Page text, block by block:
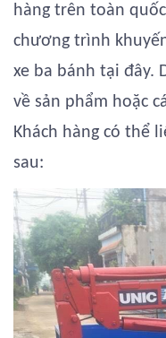
hàng trên toàn
chương trình
xe ba bánh tại đây.
về sản phẩm hoặc
Khách hàng có thể
sau: